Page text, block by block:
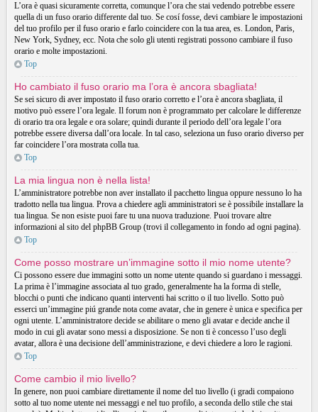
L’ora è quasi sicuramente corretta, comunque l’ora che stai vedendo potrebbe essere
quella di un fuso orario differente dal tuo. Se cosí fosse, devi cambiare le impostazioni
del tuo profilo per il fuso orario e farlo coincidere con la tua area, es. London, Paris,
New York, Sydney, ecc. Nota che solo gli utenti registrati possono cambiare il fuso
orario e molte impostazioni.
Top
Ho cambiato il fuso orario ma l’ora è ancora sbagliata!
Se sei sicuro di aver impostato il fuso orario corretto e l’ora è ancora sbagliata, il
motivo può essere l’ora legale. Il forum non è programmato per calcolare le differenze
di orario tra ora legale e ora solare; quindi durante il periodo dell’ora legale l’ora
potrebbe essere diversa dall’ora locale. In tal caso, seleziona un fuso orario diverso per
far coincidere l’ora mostrata colla tua.
Top
La mia lingua non è nella lista!
L’amministratore potrebbe non aver installato il pacchetto lingua oppure nessuno lo ha
tradotto nella tua lingua. Prova a chiedere agli amministratori se è possibile installare la
tua lingua. Se non esiste puoi fare tu una nuova traduzione. Puoi trovare altre
informazioni al sito del phpBB Group (trovi il collegamento in fondo ad ogni pagina).
Top
Come posso mostrare un’immagine sotto il mio nome utente?
Ci possono essere due immagini sotto un nome utente quando si guardano i messaggi.
La prima è l’immagine associata al tuo grado, generalmente ha la forma di stelle,
blocchi o punti che indicano quanti interventi hai scritto o il tuo livello. Sotto può
esserci un’immagine piú grande nota come avatar, che in genere è unica e specifica per
ogni utente. L’amministratore decide se abilitare o meno gli avatar e decide anche il
modo in cui gli avatar sono messi a disposizione. Se non ti è concesso l’uso degli
avatar, allora è una decisione dell’amministrazione, e devi chiedere a loro le ragioni.
Top
Come cambio il mio livello?
In genere, non puoi cambiare direttamente il nome del tuo livello (i gradi compaiono
sotto al tuo nome utente nei messaggi e nel tuo profilo, a seconda dello stile che stai